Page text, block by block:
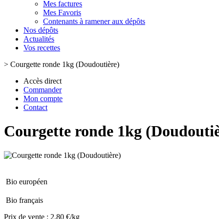
Mes factures
Mes Favoris
Contenants à ramener aux dépôts
Nos dépôts
Actualités
Vos recettes
> Courgette ronde 1kg (Doudoutière)
Accès direct
Commander
Mon compte
Contact
Courgette ronde 1kg
Bio européen
Bio français
Prix de vente : 2.80 €/kg